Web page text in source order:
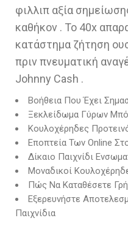
φιλλιπ αξία
καθήκον . Το 40x
κατάστημα ζήτηση
πριν πνευματική
Johnny Cash .
Βοήθεια Που Έχει
Ξεκλείδωμα Γύρων
Κουλοχέρηδες
Εποπτεία Των Online
Δίκαιο Παιχνίδι
Μοναδικοί
Πώς Να Καταθέσετε
Εξερευνήστε
Παιχνίδια